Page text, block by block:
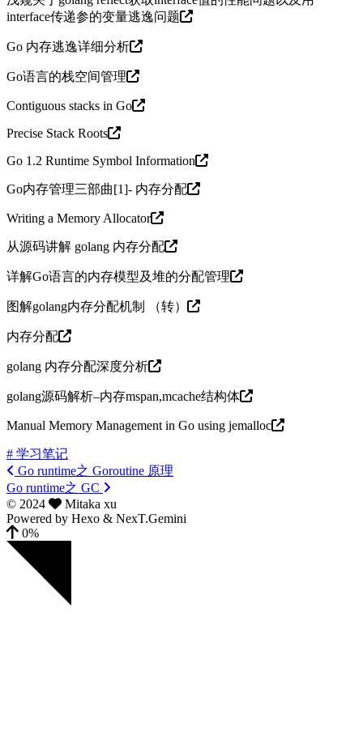
interface传递参的变量逃逸问题
Go 内存逃逸详细分析
Go语言的栈空间管理
Contiguous stacks in Go
Precise Stack Roots
Go 1.2 Runtime Symbol Information
Go内存管理三部曲[1]- 内存分配
Writing a Memory Allocator
从源码讲解 golang 内存分配
详解Go语言的内存模型及堆的分配管理
图解golang内存分配机制 （转）
内存分配
golang 内存分配深度分析
golang源码解析–内存mspan,mcache结构体
Manual Memory Management in Go using jemalloc
# 学习笔记
Go runtime之 Goroutine 原理
Go runtime之 GC
© 2024
Mitaka xu
Powered by Hexo & NexT.Gemini
0%